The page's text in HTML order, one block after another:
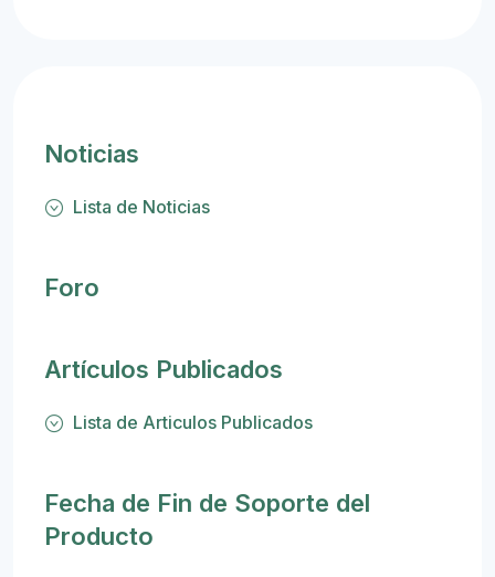
Noticias
Lista de Noticias
Foro
Artículos Publicados
Lista de Articulos Publicados
Fecha de Fin de Soporte del
Producto